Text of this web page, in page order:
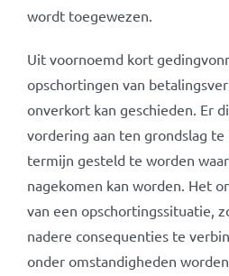
wordt toegewezen.
Uit voornoemd kort
opschortingen van
onverkort kan geschieden. Er
vordering aan ten grondslag
termijn gesteld te worden
nagekomen kan worden. Het
van een opschortingssituatie,
nadere consequenties te
onder omstandigheden